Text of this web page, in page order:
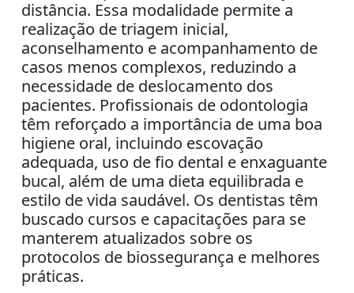
distância. Essa modalidade permite a
realização de triagem inicial,
aconselhamento e acompanhamento de
casos menos complexos, reduzindo a
necessidade de deslocamento dos
pacientes. Profissionais de odontologia
têm reforçado a importância de uma boa
higiene oral, incluindo escovação
adequada, uso de fio dental e enxaguante
bucal, além de uma dieta equilibrada e
estilo de vida saudável. Os dentistas têm
buscado cursos e capacitações para se
manterem atualizados sobre os
protocolos de biossegurança e melhores
práticas.